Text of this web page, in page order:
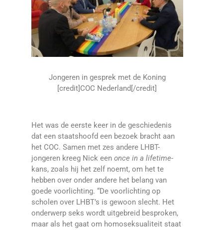
Jongeren in gesprek met de Koning
[credit]COC Nederland[/credit]
Het was de eerste keer in de geschiedenis
dat een staatshoofd een bezoek bracht aan
het COC. Samen met zes andere LHBT-
jongeren kreeg Nick een once in a lifetime-
kans, zoals hij het zelf noemt, om het te
hebben over onder andere het belang van
goede voorlichting. “De voorlichting op
scholen over LHBT’s is gewoon slecht. Het
onderwerp seks wordt uitgebreid besproken,
maar als het gaat om homoseksualiteit staat